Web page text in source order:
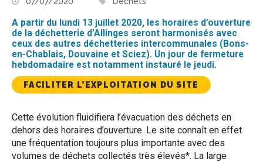
A partir du lundi 13 juillet 2020, les horaires d’ouverture
de la déchetterie d’Allinges seront harmonisés avec
ceux des autres déchetteries intercommunales (Bons-
en-Chablais, Douvaine et Sciez). Un jour de fermeture
hebdomadaire est notamment instauré le jeudi.
FACILITER L’EXPLOITATION DU SITE
Cette évolution fluidifiera l’évacuation des déchets en
dehors des horaires d’ouverture. Le site connaît en effet
une fréquentation toujours plus importante avec des
volumes de déchets collectés très élevés*. La large